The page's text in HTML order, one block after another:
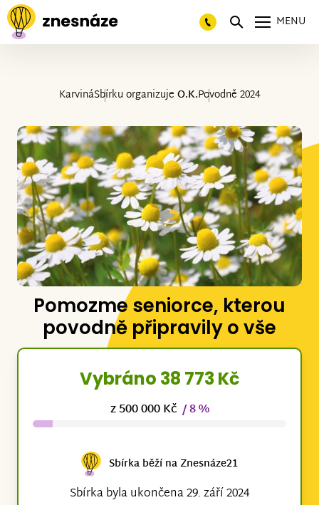
MENU
KarvináSbírku organizuje O.K.Povodně 2024
Pomozme seniorce, kterou
povodně připravily o vše
Vybráno 38 773 Kč
z 500 000 Kč / 8 %
Sbírka běží na Znesnáze21
Sbírka byla ukončena 29. září 2024